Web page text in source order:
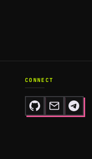
CONNECT